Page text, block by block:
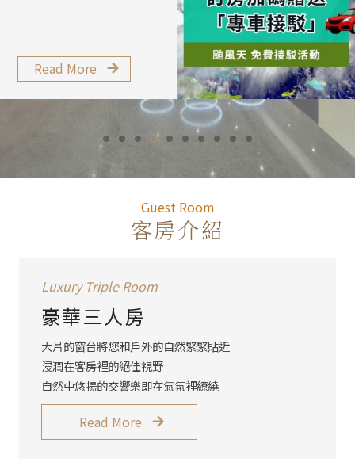
Read More
Guest
Guest Room
客房介紹
Luxury Triple Room
豪華三人房
大片的窗台將您和戶外的自然緊緊貼近
浸潤在客房裡的絕佳視野
自然中悠揚的交響樂即在氣氛裡繚繞
Read More